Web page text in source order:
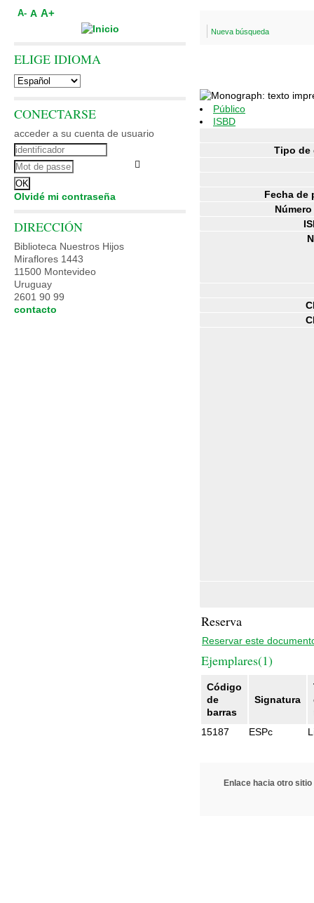
Nueva búsqueda
Público
ISBD
Tipo de
Fecha de
Reserva
Reservar este
Ejemplares(1)
Código
de
barras
Signatura
15187
ESPc
Enlace hacia otro sitio
A- A A+
ELIGE IDIOMA
CONECTARSE
acceder a su cuenta de usuario
Olvidé mi contraseña
DIRECCIÓN
Biblioteca Nuestros Hijos
Miraflores 1443
11500 Montevideo
Uruguay
2601 90 99
contacto